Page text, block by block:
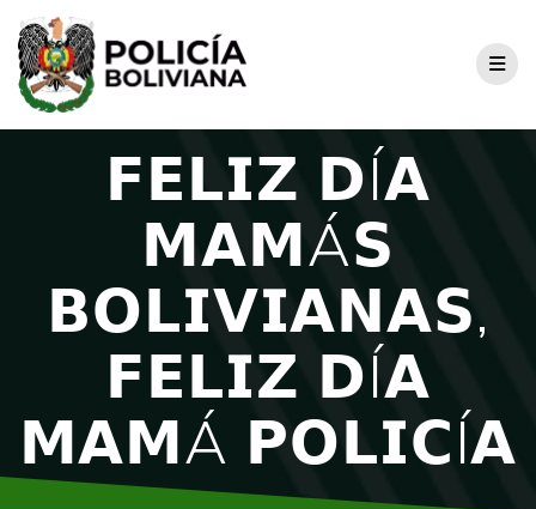
𝗙𝗘𝗟𝗜𝗭 𝗗Í𝗔
𝗠𝗔𝗠Á𝗦
𝗕𝗢𝗟𝗜𝗩𝗜𝗔𝗡𝗔𝗦,
𝗙𝗘𝗟𝗜𝗭 𝗗Í𝗔
𝗠𝗔𝗠Á 𝗣𝗢𝗟𝗜𝗖Í𝗔